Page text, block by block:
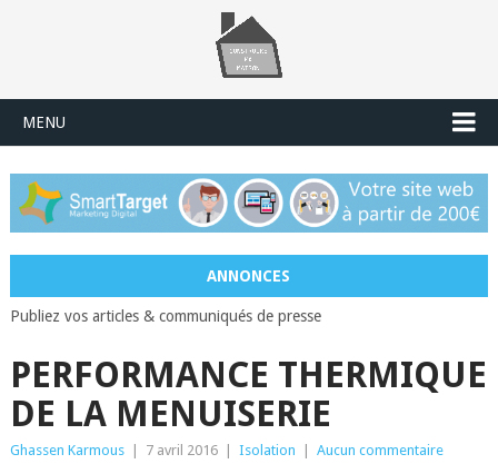
MENU
ANNONCES
Publiez vos articles & communiqués de presse
PERFORMANCE THERMIQUE
DE LA MENUISERIE
Ghassen Karmous 7 avril 2016 Isolation Aucun commentaire